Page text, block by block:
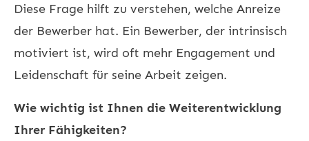
Diese Frage hilft zu verstehen, welche Anreize
der Bewerber hat. Ein Bewerber, der intrinsisch
motiviert ist, wird oft mehr Engagement und
Leidenschaft für seine Arbeit zeigen.
Wie wichtig ist Ihnen die Weiterentwicklung
Ihrer Fähigkeiten?